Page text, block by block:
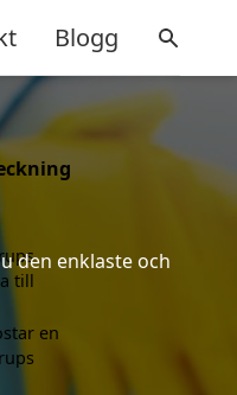
Blogg
den enklaste och
till
en